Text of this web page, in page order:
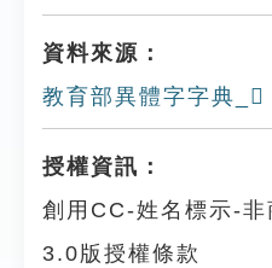
資料來源：
教育部異體字字典_𧖂
授權資訊：
創用CC-姓名標示-
3.0版授權條款